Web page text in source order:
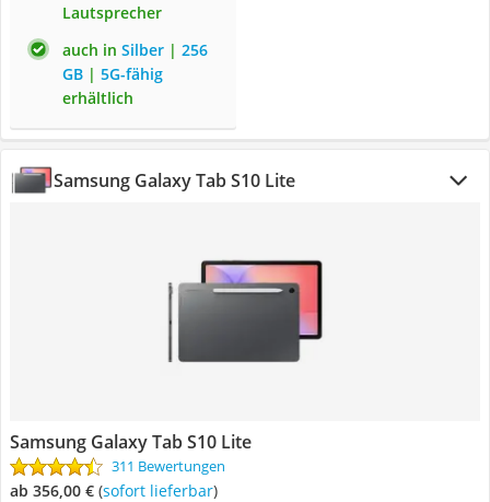
Lautsprecher
auch in Silber | 256
GB | 5G-fähig
erhältlich
Samsung Galaxy Tab S10 Lite
Samsung Galaxy Tab S10 Lite
311 Bewertungen
ab 356,00 € ( Sofort lieferbar)